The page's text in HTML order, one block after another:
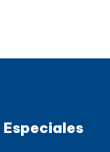
Especiales